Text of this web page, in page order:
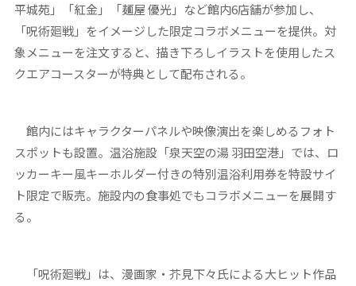
平城苑」「紅金」「麺屋 優光」など館内6店舗が参加し、
「呪術廻戦」をイメージした限定コラボメニューを提供。対
象メニューを注文すると、描き下ろしイラストを使用したス
クエアコースターが特典として配布される。
館内にはキャラクターパネルや映像演出を楽しめるフォト
スポットも設置。温浴施設「泉天空の湯 羽田空港」では、ロ
ッカーキー風キーホルダー付きの特別温浴利用券を特設サイ
ト限定で販売。施設内の食事処でもコラボメニューを展開す
る。
「呪術廻戦」は、漫画家・芥見下々氏による大ヒット作品